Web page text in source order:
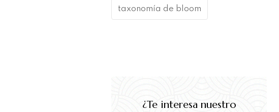
taxonomía de bloom
¿Te interesa nuestro